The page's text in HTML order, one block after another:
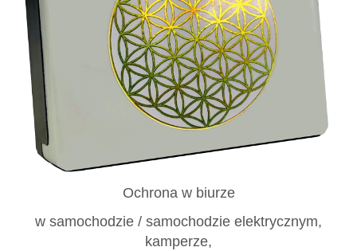
Ochrona w biurze
w samochodzie / samochodzie elektrycznym,
kamperze,